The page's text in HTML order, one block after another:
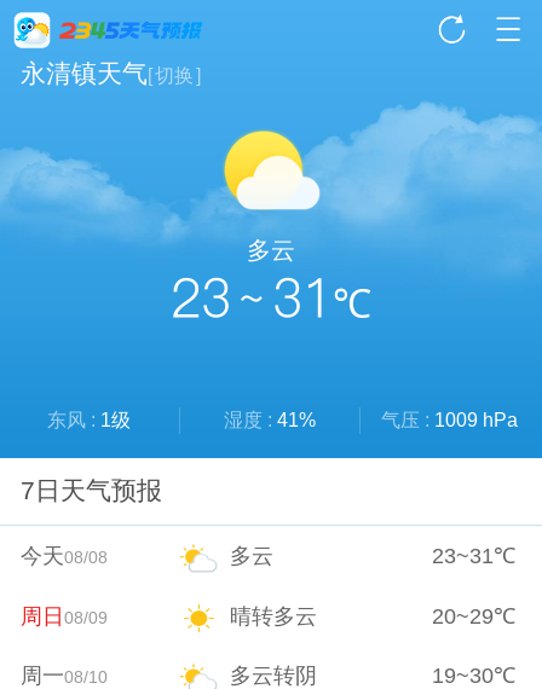
永清镇天气[切换]
多云
23 ~ 31 ℃
东风 : 1级 湿度 : 41% 气压 : 1009 hPa
7日天气预报
今天08/08 多云 23~31℃
周日08/09 晴转多云 20~29℃
周一08/10 多云转阴 19~30℃